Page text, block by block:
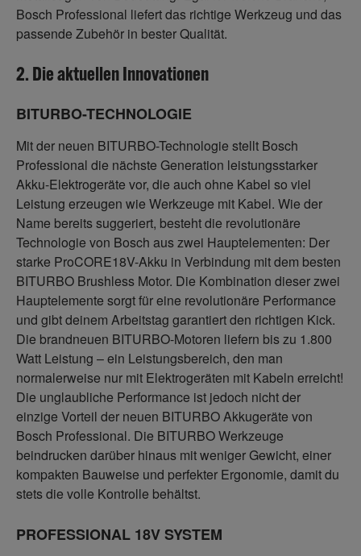
Bosch Professional liefert das richtige Werkzeug und das
passende Zubehör in bester Qualität.
2. Die aktuellen Innovationen
BITURBO-TECHNOLOGIE
Mit der neuen BITURBO-Technologie stellt Bosch
Professional die nächste Generation leistungsstarker
Akku-Elektrogeräte vor, die auch ohne Kabel so viel
Leistung erzeugen wie Werkzeuge mit Kabel. Wie der
Name bereits suggeriert, besteht die revolutionäre
Technologie von Bosch aus zwei Hauptelementen: Der
starke ProCORE18V-Akku in Verbindung mit dem besten
BITURBO Brushless Motor. Die Kombination dieser zwei
Hauptelemente sorgt für eine revolutionäre Performance
und gibt deinem Arbeitstag garantiert den richtigen Kick.
Die brandneuen BITURBO-Motoren liefern bis zu 1.800
Watt Leistung – ein Leistungsbereich, den man
normalerweise nur mit Elektrogeräten mit Kabeln erreicht!
Die unglaubliche Performance ist jedoch nicht der
einzige Vorteil der neuen BITURBO Akkugeräte von
Bosch Professional. Die BITURBO Werkzeuge
beindrucken darüber hinaus mit weniger Gewicht, einer
kompakten Bauweise und perfekter Ergonomie, damit du
stets die volle Kontrolle behältst.
PROFESSIONAL 18V SYSTEM